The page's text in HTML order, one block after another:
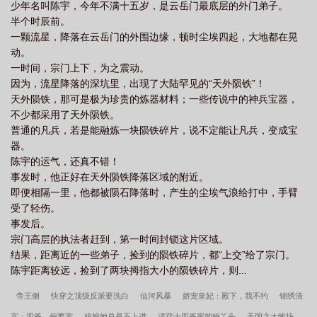
少年名叫陈宇，今年不满十五岁，是云岳门最底层的外门弟子。
半个时辰前。
一颗流星，降落在云岳门的外围边缘，顿时尘埃四起，大地都在晃
动。
一时间，宗门上下，为之震动。
因为，流星降落的深坑里，出现了大陆罕见的“天外陨铁”！
天外陨铁，那可是极为珍贵的炼器材料；一些传说中的神兵宝器，
不少都采用了天外陨铁。
普通的凡兵，若是能融炼一块陨铁碎片，说不定能让凡兵，变成宝
器。
陈宇的运气，还真不错！
事发时，他正好在天外陨铁降落区域的附近。
即便相隔一里，他都被陨石降落时，产生的尘埃气浪给打中，手臂
受了轻伤。
事发后。
宗门高层的执法者赶到，第一时间封锁这片区域。
结果，距离近的一些弟子，捡到的陨铁碎片，都“上交”给了宗门。
陈宇距离较远，捡到了两块拇指大小的陨铁碎片，则...
帝王侧 快穿之顶级反派要洗白 仙河风暴 娇宠皇妃：殿下，我不约 锦绣清